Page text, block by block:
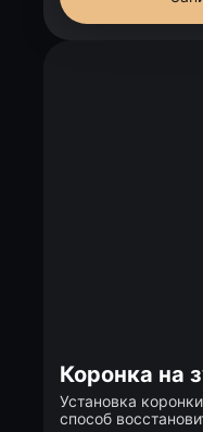
Коронка на
Установка
способ